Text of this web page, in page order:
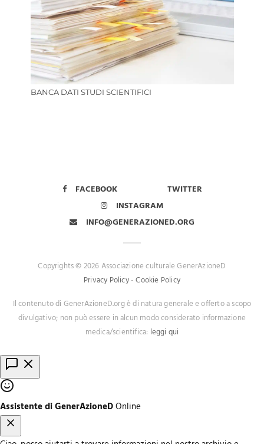
BANCA DATI STUDI SCIENTIFICI
FACEBOOK
TWITTER
INSTAGRAM
INFO@GENERAZIONED.ORG
Copyrights © 2026 Associazione culturale GenerAzioneD
Privacy Policy-Cookie Policy
Il contenuto di GenerAzioneD.org è di natura generale e offerto a scopo
divulgativo; non può essere in alcun modo considerato informazione
medica/scientifica: leggi qui
Assistente di GenerAzioneDOnline